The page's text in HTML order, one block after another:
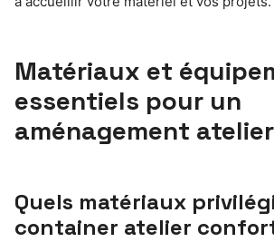
Matériaux et
essentiels pour un
aménagement
Quels matériaux
container atelier